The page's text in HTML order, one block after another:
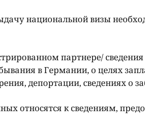
национальной визы
партнере/
в Германии, о целях
депортации, сведениях о
относятся к сведениям,